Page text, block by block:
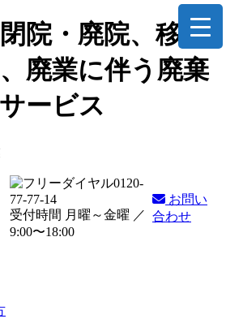
院・廃院、移
廃業に伴う廃棄
ービス
0120-
77-77-14
受付時間 月曜～金曜 ／
9:00〜18:00
お問い
合わせ